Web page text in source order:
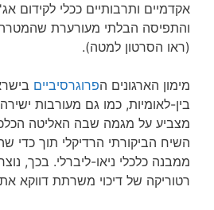
אקדמיים ותרבותיים ככלי לקידום
והתפיסה הבלתי מעורערת
(ראו הסרטון למטה).
מימון הארגונים הפרוגרסיביים
בין-לאומיות, כמו גם מעורבות
מצביע על מגמה שבה האליטה
השיח הביקורתי הרדיקלי תוך כדי
ממבנה כלכלי ניאו-ליברלי. בכך,
רטוריקה של דיכוי משרתת דווקא